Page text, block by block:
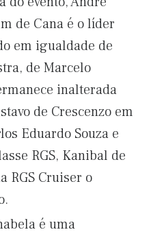
de Cana é o líder
em igualdade de
de Marcelo
inalterada
de Crescenzo em
Eduardo Souza e
RGS, Kanibal de
RGS Cruiser o
é uma